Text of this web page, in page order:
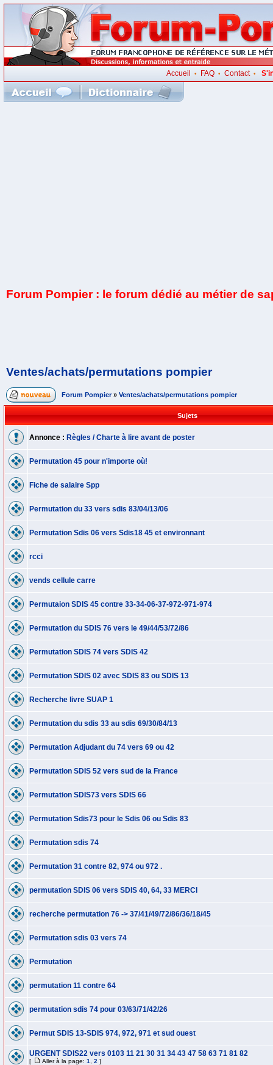
Accueil • FAQ •Contact•
Forum Pompier : le forum dédié au métier de
Ventes/achats/permutations pompier
Forum Pompier » Ventes/achats/permutations pompier
Sujets
Annonce : Règles / Charte à lire avant de poster
Permutation 45 pour n'importe où!
Fiche de salaire Spp
Permutation du 33 vers sdis 83/04/13/06
Permutation Sdis 06 vers Sdis18 45 et environnant
rcci
vends cellule carre
Permutaion SDIS 45 contre 33-34-06-37-972-971-974
Permutation du SDIS 76 vers le 49/44/53/72/86
Permutation SDIS 74 vers SDIS 42
Permutation SDIS 02 avec SDIS 83 ou SDIS 13
Recherche livre SUAP 1
Permutation du sdis 33 au sdis 69/30/84/13
Permutation Adjudant du 74 vers 69 ou 42
Permutation SDIS 52 vers sud de la France
Permutation SDIS73 vers SDIS 66
Permutation Sdis73 pour le Sdis 06 ou Sdis 83
Permutation sdis 74
Permutation 31 contre 82, 974 ou 972 .
permutation SDIS 06 vers SDIS 40, 64, 33 MERCI
recherche permutation 76 -> 37/41/49/72/86/36/18/45
Permutation sdis 03 vers 74
Permutation
permutation 11 contre 64
permutation sdis 74 pour 03/63/71/42/26
Permut SDIS 13-SDIS 974, 972, 971 et sud ouest
URGENT SDIS22 vers 0103 11 21 30 31 34 43 47 58 63 71 81 82
[ Aller à la page: 1 2 ]